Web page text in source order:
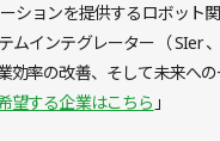
ションを提供するロボット
インテグレーター（ SIer
率の改善、そして未来へ
望する企業はこちら 」